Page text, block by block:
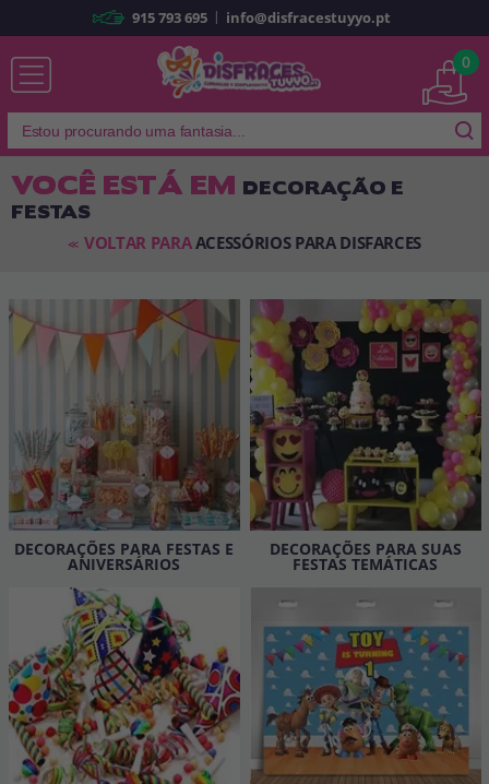
Já sou cliente
Lembrar-me
É a minha primeira vez
Sou novo
Ao criar uma conta em disfracestuyyo.pt, você poderá fazer suas
compras rapidamente em nossa loja virtual, verificar o status de seus
pedidos e consultar suas operações anteriores.
Vá em frente! Estávamos esperando por você.
CRIAR CONTA
915 793 695 | info@disfracestuyyo.pt
0
VOCÊ ESTÁ EM DECORAÇÃO E
FESTAS
<< VOLTAR PARAACESSÓRIOS PARA DISFARCES
DECORAÇÕES PARA FESTAS E
ANIVERSÁRIOS
DECORAÇÕES PARA SUAS
FESTAS TEMÁTICAS